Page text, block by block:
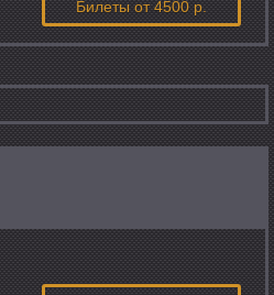
Билеты от 4500 р.